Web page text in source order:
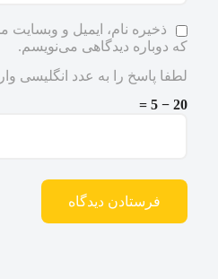
ذخیره نام، ایمیل و
که دوباره دیدگاهی می‌نویسم.
لطفا پاسخ را به عدد انگلیسی
20 − 5 =